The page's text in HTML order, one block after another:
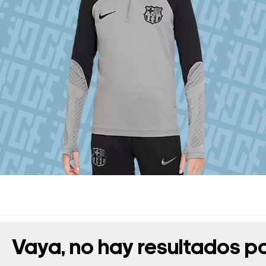
Vaya, no hay resultados